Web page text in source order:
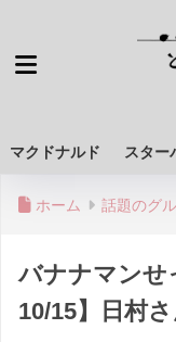
マクドナルド スター
ホーム 話題のグ
バナナマンせ
10/15】日村